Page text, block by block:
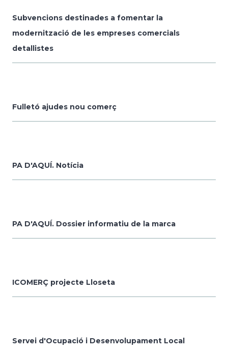
Subvencions destinades a fomentar la
modernització de les empreses comercials
detallistes
Fulletó ajudes nou comerç
PA D'AQUÍ. Notícia
PA D'AQUÍ. Dossier informatiu de la marca
ICOMERÇ projecte Lloseta
Servei d'Ocupació i Desenvolupament Local